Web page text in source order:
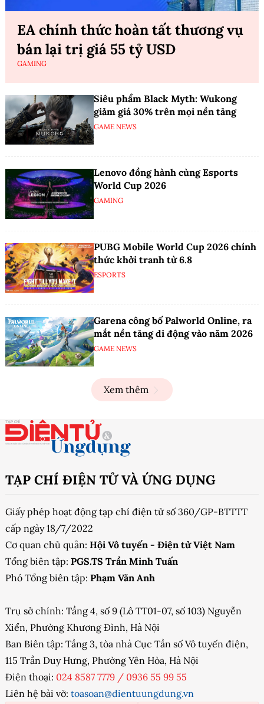
EA chính thức hoàn tất thương vụ
bán lại trị giá 55 tỷ USD
GAMING
Siêu phẩm Black Myth: Wukong
giảm giá 30% trên mọi nền tảng
GAME NEWS
Lenovo đồng hành cùng Esports
World Cup 2026
GAMING
PUBG Mobile World Cup 2026 chính
thức khởi tranh từ 6.8
ESPORTS
Garena công bố Palworld Online, ra
mắt nền tảng di động vào năm 2026
GAME NEWS
Xem thêm
TẠP CHÍ ĐIỆN TỬ VÀ ỨNG DỤNG
Giấy phép hoạt động tạp chí điện tử số 360/GP-BTTTT
cấp ngày 18/7/2022
Cơ quan chủ quản: Hội Vô tuyến - Điện tử Việt Nam
Tổng biên tập: PGS.TS Trần Minh Tuấn
Phó Tổng biên tập: Phạm Văn Anh
Trụ sở chính: Tầng 4, số 9 (Lô TT01-07, số 103) Nguyễn
Xiển, Phường Khương Đình, Hà Nội
Ban Biên tập: Tầng 3, tòa nhà Cục Tần số Vô tuyến điện,
115 Trần Duy Hưng, Phường Yên Hòa, Hà Nội
Điện thoại: 024 8587 7779 / 0936 55 99 55
Liên hệ bài vở: toasoan@dientuungdung.vn